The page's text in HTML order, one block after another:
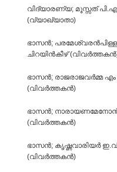
വിദ്യാരണ്യ; മൂസ്സത്‌
(വ്യാഖ്യാതാ)
ഭാസന്‍; പരമേശ്വരന്‍പിള്ള
ചിറയിന്‍കീഴ്‌
ഭാസന്‍; രാജരാജവര്‍മ്മ എം
(വിവര്‍ത്തകന്‍)
ഭാസന്‍;
(വിവര്‍ത്തകന്‍)
ഭാസന്‍; കൃഷ്ണവാരിയര്‍
(വിവര്‍ത്തകന്‍)